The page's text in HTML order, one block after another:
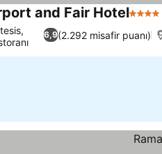
and Fair Hotel4 Yıldız
6,9(2.292 misafir puanı)